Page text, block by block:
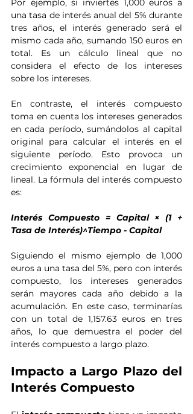
una tasa de interés anual del 5% durante
tres años, el interés generado será el
mismo cada año, sumando 150 euros en
total. Es un cálculo lineal que no
considera el efecto de los intereses
sobre los intereses.
En contraste, el interés compuesto
toma en cuenta los intereses generados
en cada período, sumándolos al capital
original para calcular el interés en el
siguiente período. Esto provoca un
crecimiento exponencial en lugar de
lineal. La fórmula del interés compuesto
es:
Interés Compuesto = Capital × (1 +
Tasa de Interés)^Tiempo - Capital
Siguiendo el mismo ejemplo de 1,000
euros a una tasa del 5%, pero con interés
compuesto, los intereses generados
serán mayores cada año debido a la
acumulación. En este caso, terminarías
con un total de 1,157.63 euros en tres
años, lo que demuestra el poder del
interés compuesto a largo plazo.
Impacto a Largo Plazo del
Interés Compuesto